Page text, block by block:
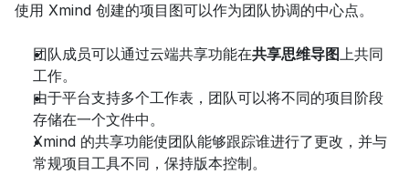
使用 Xmind 创建的项目图可以作为团队协调的中心点。
团队成员可以通过云端共享功能在共享思维导图上共同
工作。
由于平台支持多个工作表，团队可以将不同的项目阶段
存储在一个文件中。
Xmind 的共享功能使团队能够跟踪谁进行了更改，并与
常规项目工具不同，保持版本控制。